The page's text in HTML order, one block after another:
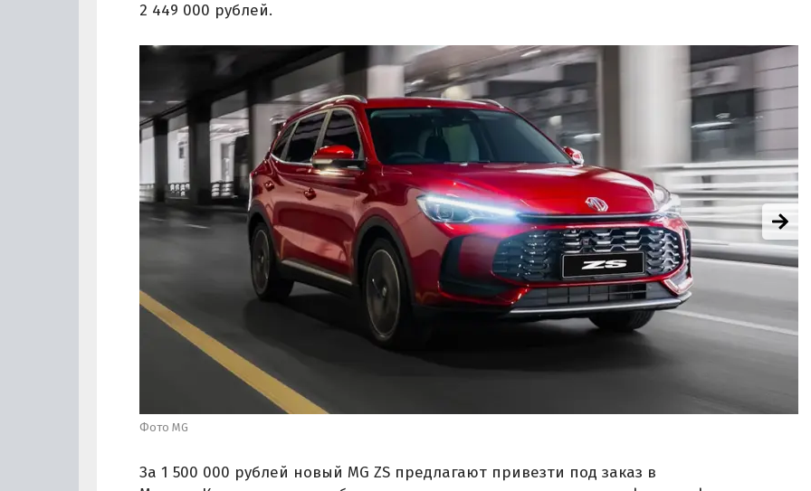
2 449 000 рублей.
Фото MG
За 1 500 000 рублей новый MG ZS предлагают привезти под заказ в